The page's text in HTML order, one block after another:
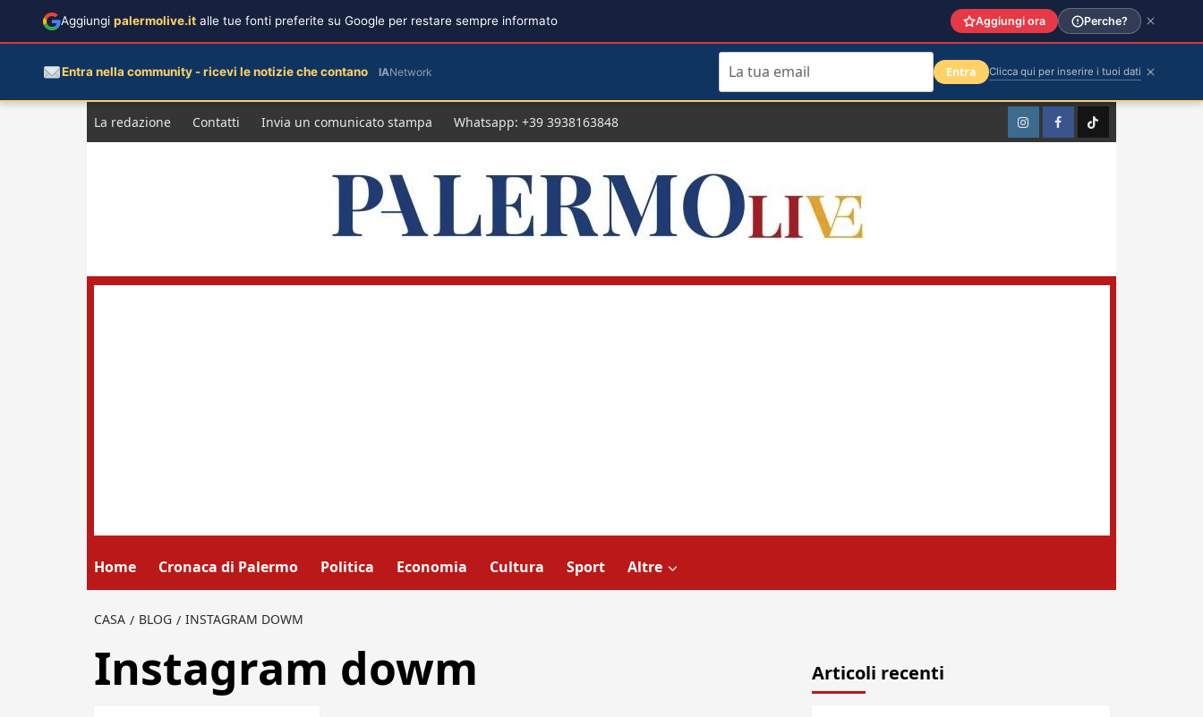
La redazione Contatti Invia un comunicato stampa Whatsapp: +39 3938163848 InstagramFacebookTikTok
Home Cronaca di Palermo Politica Economia Cultura Sport Altre
CASA BLOG INSTAGRAM DOWM
Instagram dowm Articoli recenti
Aggiungi palermolive.it alle tue fonti preferite su Google per restare sempre informato Aggiungi ora Perche?
Entra nella community - ricevi le notizie che contano IANetwork Entra Clicca qui per inserire i tuoi dati